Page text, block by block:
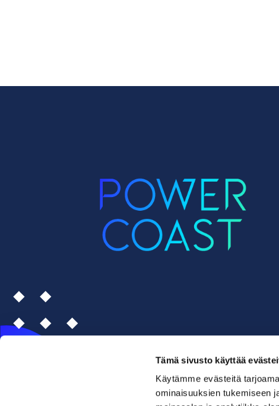
Tämä sivusto käyttää
Käytämme evästeitä
ominaisuuksien tukemiseen